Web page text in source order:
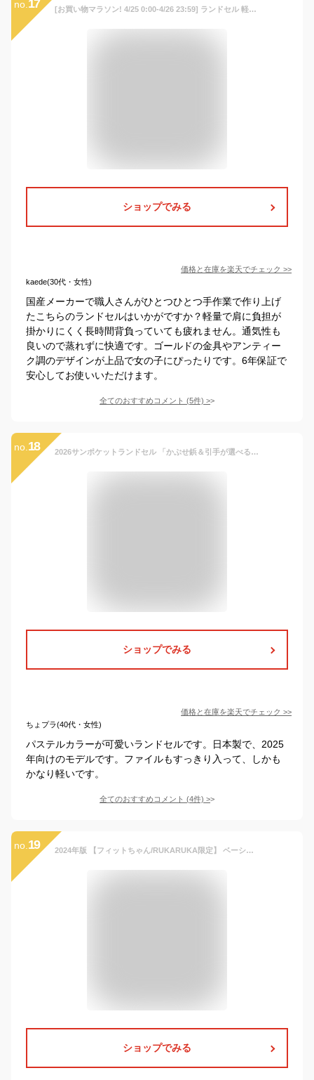
no. 17 [お買い物マラソン! 4/25 0:00-4/26 23:59] ランドセル 軽量 kazama 国産 日本産 軽い おしゃれ 自動ロック A4フラットファイル対応 クラリーノ おまけ付き ランドセルカバー レインカバー カザマランドセル ゴールド金具 ニュアンスカラー
ショップでみる
価格と在庫を楽天でチェック >>
kaede(30代・女性)
国産メーカーで職人さんがひとつひとつ手作業で作り上げ
たこちらのランドセルはいかがですか？軽量で肩に負担が
掛かりにくく長時間背負っていても疲れません。通気性も
良いので蒸れずに快適です。ゴールドの金具やアンティー
ク調のデザインが上品で女の子にぴったりです。6年保証で
安心してお使いいただけます。
全てのおすすめコメント (5件) >
no. 18 2026サンポケットランドセル 「かぶせ鋲＆引手が選べる」 カラフルファスナー ハニークローバー ランドセル 女の子 2026 日本製 人気 A4フラットファイル対応 軽い 軽量 ピンク ミント クリーム ピンク ベージュ 水色 紫 赤 カザマランドセル
ショップでみる
価格と在庫を楽天でチェック >>
ちょプラ(40代・女性)
パステルカラーが可愛いランドセルです。日本製で、2025
年向けのモデルです。ファイルもすっきり入って、しかも
かなり軽いです。
全てのおすすめコメント (4件) >
no. 19 2024年版 【フィットちゃん/RUKARUKA限定】 ベーシック ランドセル クラリーノエフ 男の子 女の子 全16色 マチ13.5cm 榮伸 【特典付き】【レビューキャンペーン中】 オリジナル 限定 シンプル 大容量 軽量 軽い
ショップでみる